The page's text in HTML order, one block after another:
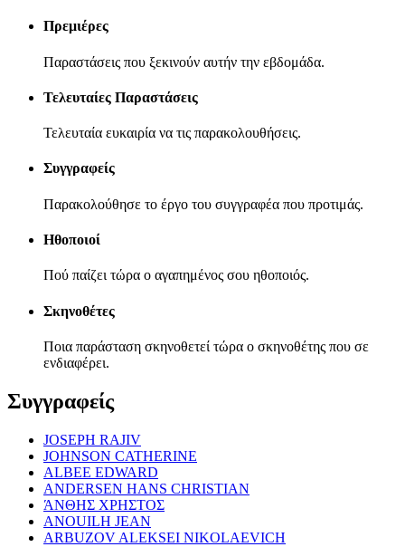
Πρεμιέρες
Παραστάσεις που ξεκινούν αυτήν την εβδομάδα.
Τελευταίες Παραστάσεις
Τελευταία ευκαιρία να τις παρακολουθήσεις.
Συγγραφείς
Παρακολούθησε το έργο του συγγραφέα που προτιμάς.
Ηθοποιοί
Πού παίζει τώρα ο αγαπημένος σου ηθοποιός.
Σκηνοθέτες
Ποια παράσταση σκηνοθετεί τώρα ο σκηνοθέτης που σε
ενδιαφέρει.
Συγγραφείς
JOSEPH RAJIV
JOHNSON CATHERINE
ALBEE EDWARD
ANDERSEN HANS CHRISTIAN
ΆΝΘΗΣ ΧΡΗΣΤΟΣ
ANOUILH JEAN
ARBUZOV ALEKSEI NIKOLAEVICH